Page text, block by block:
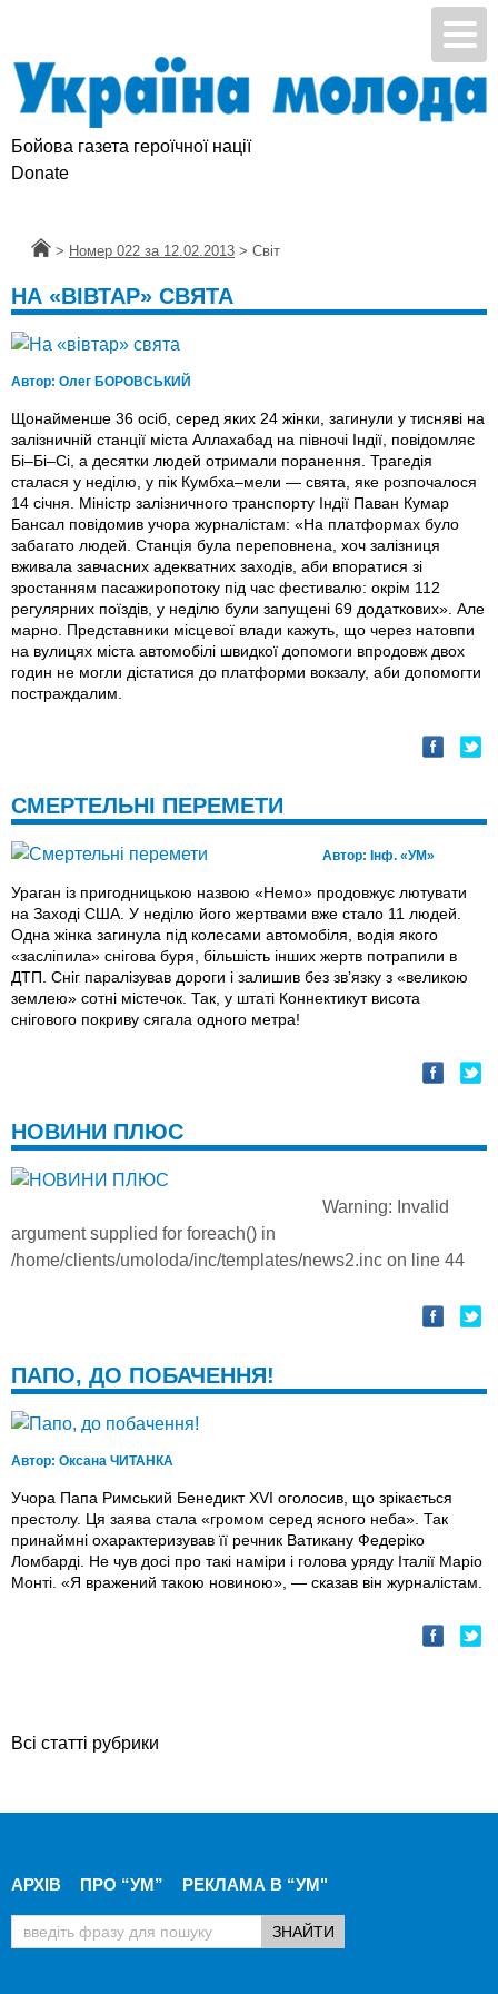
Бойова газета героїчної нації
Donate
Головна
> Номер 022 за 12.02.2013 > Світ
НА «ВІВТАР» СВЯТА
Автор: Олег БОРОВСЬКИЙ
Щонайменше 36 осіб, серед яких 24 жінки, загинули у тисняві на
залізничній станції міста Аллахабад на півночі Індії, повідомляє
Бі–Бі–Сі, а десятки людей отримали поранення. Трагедія
сталася у неділю, у пік Кумбха–мели — свята, яке розпочалося
14 січня. Міністр залізничного транспорту Індії Паван Кумар
Бансал повідомив учора журналістам: «На платформах було
забагато людей. Станція була переповнена, хоч залізниця
вживала завчасних адекватних заходів, аби впоратися зі
зростанням пасажиропотоку під час фестивалю: окрім 112
регулярних поїздів, у неділю були запущені 69 додаткових». Але
марно. Представники місцевої влади кажуть, що через натовпи
на вулицях міста автомобілі швидкої допомоги впродовж двох
годин не могли дістатися до платформи вокзалу, аби допомогти
постраждалим.
СМЕРТЕЛЬНІ ПЕРЕМЕТИ
Автор: Інф. «УМ»
Ураган iз пригодницькою назвою «Немо» продовжує лютувати
на Заході США. У неділю його жертвами вже стало 11 людей.
Одна жінка загинула під колесами автомобіля, водія якого
«засліпила» снігова буря, більшість інших жертв потрапили в
ДТП. Сніг паралізував дороги і залишив без зв’язку з «великою
землею» сотні містечок. Так, у штаті Коннектикут висота
снігового покриву сягала одного метра!
НОВИНИ ПЛЮС
Warning: Invalid
argument supplied for foreach() in
/home/clients/umoloda/inc/templates/news2.inc on line 44
ПАПО, ДО ПОБАЧЕННЯ!
Автор: Оксана ЧИТАНКА
Учора Папа Римський Бенедикт XVI оголосив, що зрікається
престолу. Ця заява стала «громом серед ясного неба». Так
принаймні охарактеризував її речник Ватикану Федеріко
Ломбарді. Не чув досі про такі наміри і голова уряду Італії Маріо
Монті. «Я вражений такою новиною», — сказав він журналістам.
Всі статті рубрики
АРХІВ ПРО “УМ” РЕКЛАМА В “УМ"